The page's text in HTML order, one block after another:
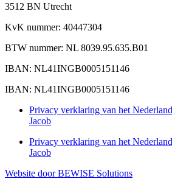
3512 BN Utrecht
KvK nummer: 40447304
BTW nummer: NL 8039.95.635.B01
IBAN: NL41INGB0005151146
IBAN: NL41INGB0005151146
Privacy verklaring van het
Jacob
Privacy verklaring van het
Jacob
Website door BEWISE Solutions